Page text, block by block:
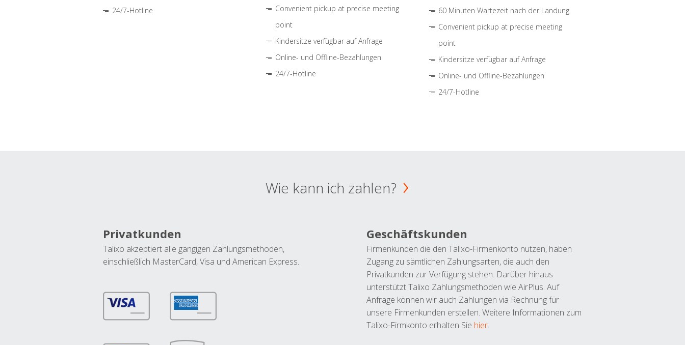
24/7-Hotline
Convenient pickup at precise meeting
point
Kindersitze verfügbar auf Anfrage
Online- und Offline-Bezahlungen
24/7-Hotline
60 Minuten Wartezeit nach der Landung
Convenient pickup at precise meeting
point
Kindersitze verfügbar auf Anfrage
Online- und Offline-Bezahlungen
24/7-Hotline
Wie kann ich zahlen?
Privatkunden
Talixo akzeptiert alle gängigen Zahlungsmethoden,
einschließlich MasterCard, Visa und American Express.
Geschäftskunden
Firmenkunden die den Talixo-Firmenkonto nutzen, haben
Zugang zu sämtlichen Zahlungsarten, die auch den
Privatkunden zur Verfügung stehen. Darüber hinaus
unterstützt Talixo Zahlungsmethoden wie AirPlus. Auf
Anfrage können wir auch Zahlungen via Rechnung für
unsere Firmenkunden erstellen. Weitere Informationen zum
Talixo-Firmkonto erhalten Sie hier.